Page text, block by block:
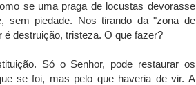
se uma praga de locustas devorasse
sem piedade. Nos tirando da "zona de
destruição, tristeza. O que fazer?
Só o Senhor, pode restaurar os
se foi, mas pelo que haveria de vir. A